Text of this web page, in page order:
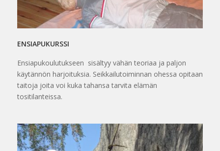
ENSIAPUKURSSI
Ensiapukoulutukseen sisältyy vähän teoriaa ja paljon
käytännön harjoituksia. Seikkailutoiminnan ohessa opitaan
taitoja joita voi kuka tahansa tarvita elämän
tositilanteissa.